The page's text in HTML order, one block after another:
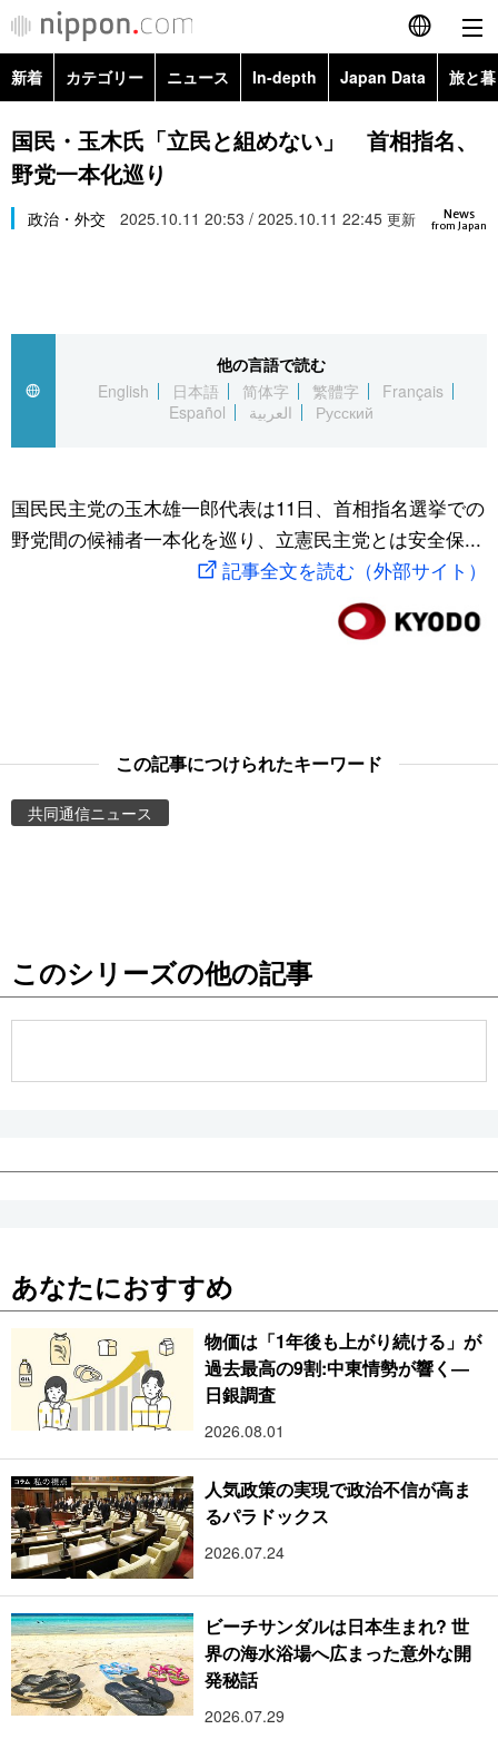
English
简体字
Русский
カテゴリー
経済・ビジネス
国際
文化
トップ
アーカイブ
In-depth
Japan Data
動画/Live
お知らせ
新着 カテゴリー ニュース In-depth Japan Data 旅と
政治・外交
経済・ビジネス
スポーツ・東京2020
Topics
国民・玉木氏「立民と組めない」 首相指名、
野党一本化巡り
News
from Japan
政治・外交 2025.10.11 20:53 / 2025.10.11 22:45 更新
他の言語で読む
English
日本語 简体字 繁體字
Français
Español
العربية Русский
国民民主党の玉木雄一郎代表は11日、首相指名選挙での
野党間の候補者一本化を巡り、立憲民主党とは安全保...
記事全文を読む（外部サイト）
この記事につけられたキーワード
共同通信ニュース
このシリーズの他の記事
あなたにおすすめ
物価は「1年後も上がり続ける」が
過去最高の9割:中東情勢が響く―
日銀調査
2026.08.01
人気政策の実現で政治不信が高ま
るパラドックス
2026.07.24
ビーチサンダルは日本生まれ? 世
界の海水浴場へ広まった意外な開
発秘話
2026.07.29